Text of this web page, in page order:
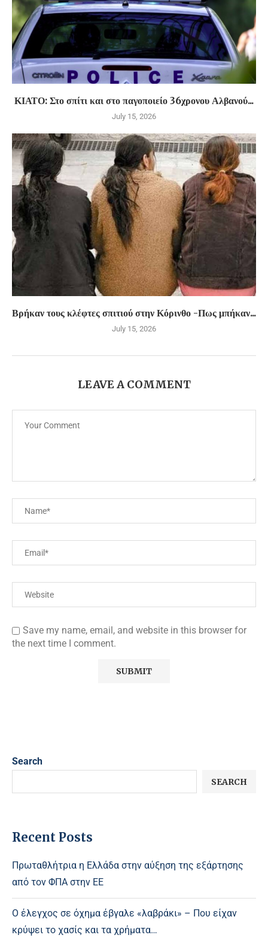
ΚΙΑΤΟ: Στο σπίτι και στο παγοποιείο 36χρονου Αλβανού...
July 15, 2026
Βρήκαν τους κλέφτες σπιτιού στην Κόρινθο -Πως μπήκαν...
July 15, 2026
LEAVE A COMMENT
Save my name, email, and website in this browser for
the next time I comment.
Search
SEARCH
Recent Posts
Πρωταθλήτρια η Ελλάδα στην αύξηση της εξάρτησης
από τον ΦΠΑ στην ΕΕ
Ο έλεγχος σε όχημα έβγαλε «λαβράκι» – Που είχαν
κρύψει το χασίς και τα χρήματα…